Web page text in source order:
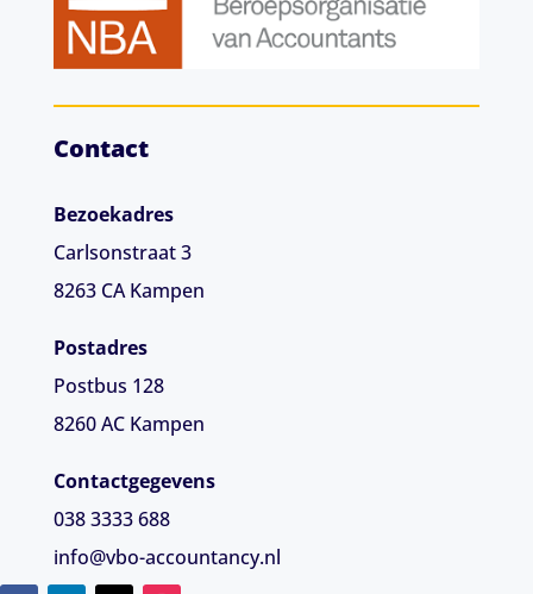
Contact
Bezoekadres
Carlsonstraat 3
8263 CA Kampen
Postadres
Postbus 128
8260 AC Kampen
Contactgegevens
038 3333 688
info@vbo-accountancy.nl